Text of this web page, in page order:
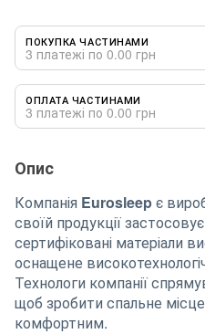
ПОКУПКА ЧАСТИНАМИ
3 платежі по 0.00 грн
ОПЛАТА ЧАСТИНАМИ
3 платежі по 0.00 грн
Опис
Компанія Eurosleepє
своїй продукції застосовує
сертифіковані матеріали
оснащене
Технологи компанії
щоб зробити спальне
комфортним.